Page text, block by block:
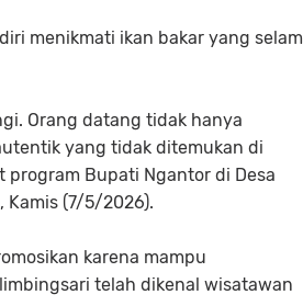
menikmati ikan bakar yang
Orang datang tidak hanya
yang tidak ditemukan di
program Bupati Ngantor di Desa
Kamis (7/5/2026).
karena mampu
telah dikenal wisatawan